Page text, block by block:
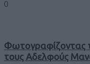
0
Φωτογραφίζοντας
τους Αδελφούς